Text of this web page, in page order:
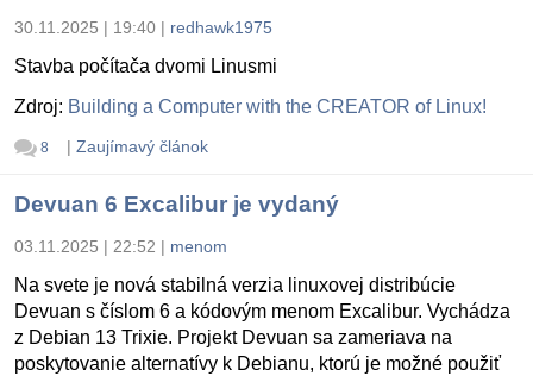
30.11.2025 | 19:40 | redhawk1975
Stavba počítača dvomi Linusmi
Zdroj: Building a Computer with the CREATOR of Linux!
8 | Zaujímavý článok
Devuan 6 Excalibur je vydaný
03.11.2025 | 22:52 | menom
Na svete je nová stabilná verzia linuxovej distribúcie
Devuan s číslom 6 a kódovým menom Excalibur. Vychádza
z Debian 13 Trixie. Projekt Devuan sa zameriava na
poskytovanie alternatívy k Debianu, ktorú je možné použiť